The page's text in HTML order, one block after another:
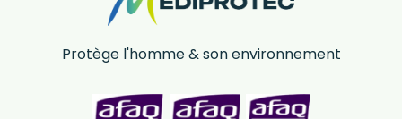
Protège l'homme & son environnement